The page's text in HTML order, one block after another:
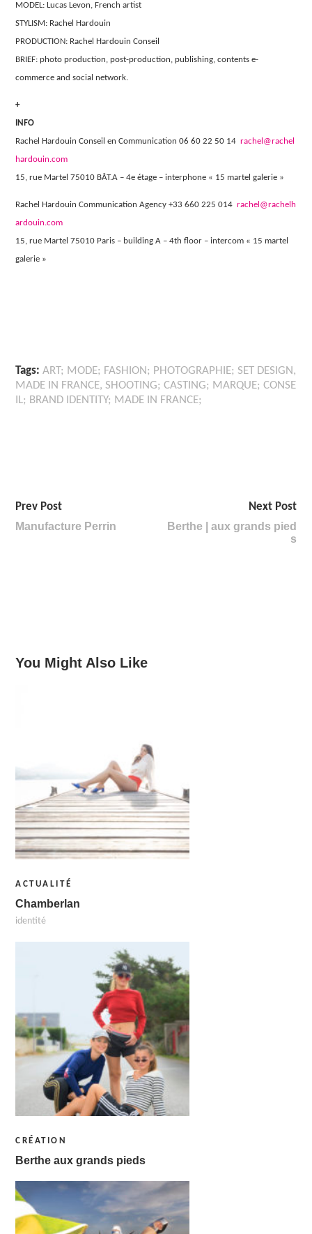
MODEL: Lucas Levon, French artist
STYLISM: Rachel Hardouin
PRODUCTION: Rachel Hardouin Conseil
BRIEF: photo production, post-production, publishing, contents e-
commerce and social network.
+
INFO
Rachel Hardouin Conseil en Communication 06 60 22 50 14 rachel@rachel
hardouin.com
15, rue Martel 75010 BÂT.A – 4e étage – interphone « 15 martel galerie »
Rachel Hardouin Communication Agency +33 660 225 014 rachel@rachelh
ardouin.com
15, rue Martel 75010 Paris – building A – 4th floor – intercom « 15 martel
galerie »
Tags: ART; MODE; FASHION; PHOTOGRAPHIE; SET DESIGN,
MADE IN FRANCE, SHOOTING; CASTING; MARQUE; CONSE
IL; BRAND IDENTITY; MADE IN FRANCE;
Prev Post
Manufacture Perrin
Next Post
Berthe | aux grands pied
s
You Might Also Like
ACTUALITÉ
Chamberlan
identité
CRÉATION
Berthe aux grands pieds